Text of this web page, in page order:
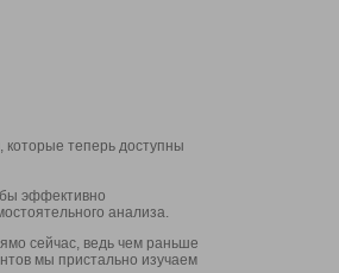
теперь доступны
эффективно
анализа.
сейчас, ведь чем раньше
мы пристально изучаем